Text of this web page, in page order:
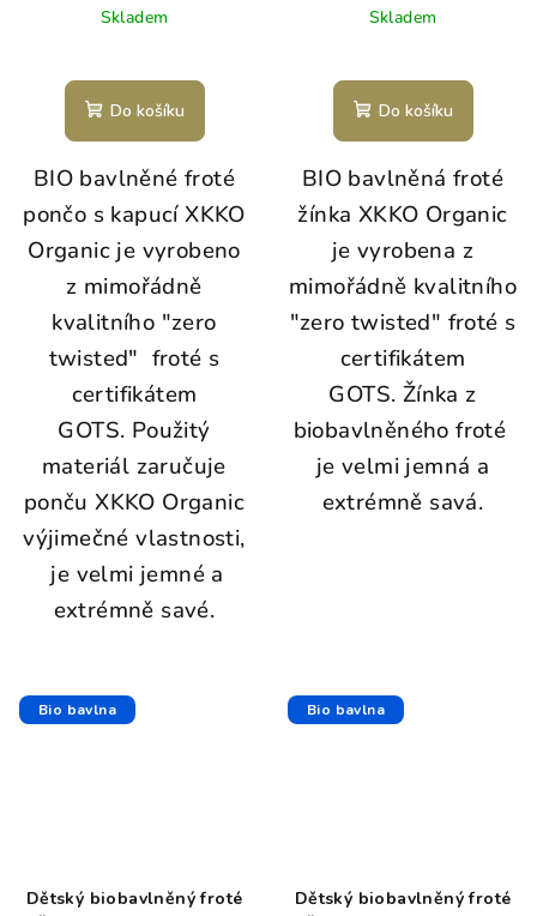
Skladem
Do košíku
BIO bavlněné froté
pončo s kapucí XKKO
Organic je vyrobeno
z mimořádně
kvalitního "zero
twisted" froté s
certifikátem
GOTS. Použitý
materiál zaručuje
ponču XKKO Organic
výjimečné vlastnosti,
je velmi jemné a
extrémně savé.
Skladem
Do košíku
BIO bavlněná froté
žínka XKKO Organic
je vyrobena z
mimořádně kvalitního
"zero twisted" froté s
certifikátem
GOTS. Žínka z
biobavlněného froté
je velmi jemná a
extrémně savá.
Bio bavlna
Dětský biobavlněný froté
Bio bavlna
Dětský biobavlněný froté